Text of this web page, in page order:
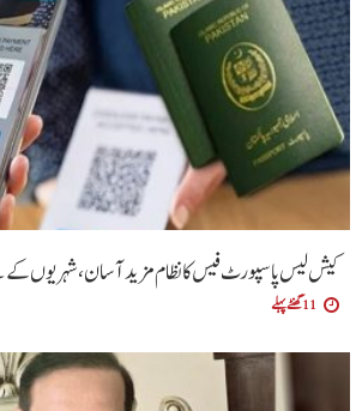
کیش لیس پاسپورٹ فیس کا نظام مزید آسان،شہریوں
11 گھنٹے پہلے